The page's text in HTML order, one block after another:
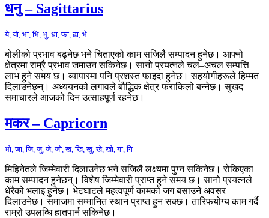
धनु – Sagittarius
ये, यो, भा, भि, भु, धा, फा, ढा, भे
बोलीको प्रभाव बढ्नेछ भने चिताएको काम सजिलै सम्पादन हुनेछ। आफ्नो
क्षेत्रमा राम्रै प्रभाव जमाउन सकिनेछ। सानो प्रयत्नले चल–अचल सम्पत्ति
लाभ हुने समय छ। व्यापारमा पनि प्रशस्त फाइदा हुनेछ। सहयोगीहरूले हिम्मत
दिलाउनेछन्। अध्ययनको लगावले बौद्धिक क्षेत्र फराकिलो बन्नेछ। सुखद
समाचारले आजको दिन उत्साहपूर्ण रहनेछ।
मकर – Capricorn
भो, जा, जि, जु, जे, जो, ख, खि, खु, खे, खो, गा, गि
मिहिनेतले जिम्मेवारी दिलाउनेछ भने सजिलै लक्ष्यमा पुग्न सकिनेछ। रोकिएका
काम सम्पादन हुनेछन्। विशेष जिम्मेवारी प्राप्त हुने समय छ। सानो प्रयत्नले
धेरैको भलाइ हुनेछ। भेटघाटले महत्वपूर्ण कामको जग बसाउने अवसर
दिलाउनेछ। समाजमा सम्मानित स्थान प्राप्त हुन सक्छ। तारिफयोग्य काम गर्दै
राम्रो उपलब्धि हातपार्न सकिनेछ।